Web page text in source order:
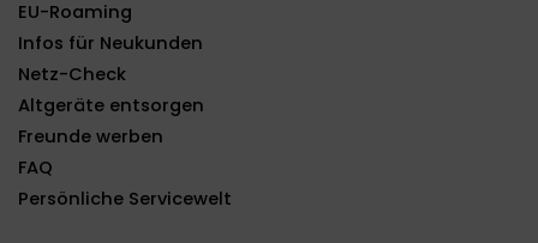
EU-Roaming
Infos für Neukunden
Netz-Check
Altgeräte entsorgen
Freunde werben
FAQ
Persönliche Servicewelt